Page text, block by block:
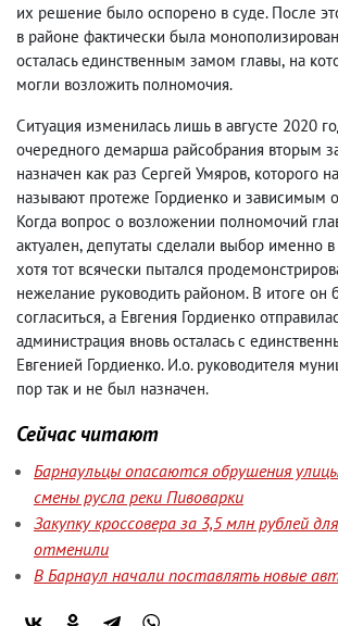
их решение было оспорено в суде. После
в районе фактически была
осталась единственным замом главы, на
могли возложить полномочия.
Ситуация изменилась лишь в августе 2020
очередного демарша райсобрания вторым
назначен как раз Сергей Умяров, которого
называют протеже Гордиенко и зависимым
Когда вопрос о возложении полномочий
актуален, депутаты сделали выбор именно в
хотя тот всячески пытался
нежелание руководить районом. В итоге
согласиться, а Евгения Гордиенко
администрация вновь осталась с
Евгенией Гордиенко. И.о. руководителя
пор так и не был назначен.
Сейчас читают
Барнаульцы опасаются обрушения
смены русла реки Пивоварки
Закупку кроссовера за 3,5 млн рублей
отменили
В Барнаул начали поставлять новые